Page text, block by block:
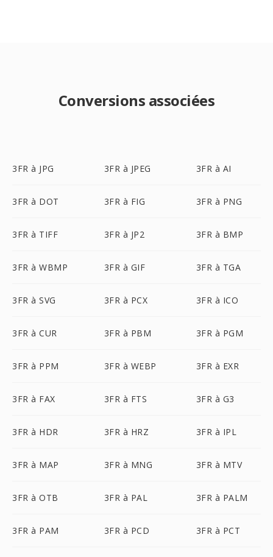
Conversions associées
3FR à JPG 3FR à JPEG 3FR à AI
3FR à DOT 3FR à FIG 3FR à PNG
3FR à TIFF 3FR à JP2 3FR à BMP
3FR à WBMP 3FR à GIF 3FR à TGA
3FR à SVG 3FR à PCX 3FR à ICO
3FR à CUR 3FR à PBM 3FR à PGM
3FR à PPM 3FR à WEBP 3FR à EXR
3FR à FAX 3FR à FTS 3FR à G3
3FR à HDR 3FR à HRZ 3FR à IPL
3FR à MAP 3FR à MNG 3FR à MTV
3FR à OTB 3FR à PAL 3FR à PALM
3FR à PAM 3FR à PCD 3FR à PCT